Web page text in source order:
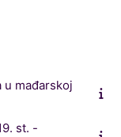
mađarskoj
st. -